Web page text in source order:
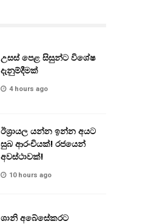
උසස් පෙළ සිසුන්ට විශේෂ
දැනුම්දීමක්
4 hours ago
ඊශ්‍රායල යන්න ඉන්න අයට
සුබ ආරංචියක්! ‍රජයෙන්
අවස්ථාවක්!
10 hours ago
ශානි අබේසේකරට